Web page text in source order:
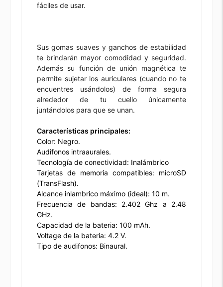
fáciles de usar.
Sus gomas suaves y ganchos de estabilidad
te brindarán mayor comodidad y seguridad.
Además su función de unión magnética te
permite sujetar los auriculares (cuando no te
encuentres usándolos) de forma segura
alrededor de tu cuello únicamente
juntándolos para que se unan.
Características principales:
Color: Negro.
Audifonos intraaurales.
Tecnología de conectividad: Inalámbrico
Tarjetas de memoria compatibles: microSD
(TransFlash).
Alcance inlambrico máximo (ideal): 10 m.
Frecuencia de bandas: 2.402 Ghz a 2.48
GHz.
Capacidad de la bateria: 100 mAh.
Voltage de la bateria: 4.2 V.
Tipo de audifonos: Binaural.